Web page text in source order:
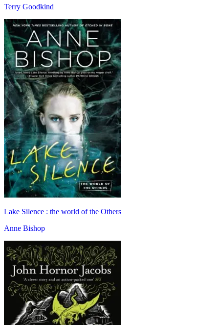
Terry Goodkind
Lake Silence : the world of the Others
Anne Bishop